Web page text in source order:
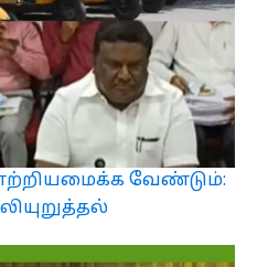
வேண்டும்: